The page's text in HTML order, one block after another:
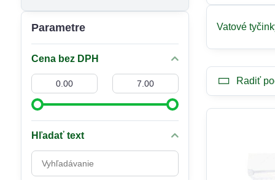
Vatové
Radiť
Parametre
Cena bez DPH
Od: Do:
Hľadať text
Prehľadať
výsledky